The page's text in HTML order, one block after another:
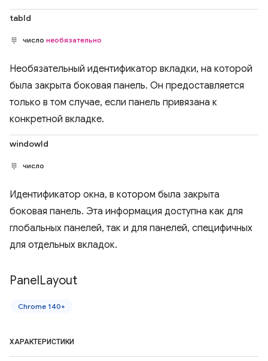
tabId
число необязательно
Необязательный идентификатор вкладки, на которой
была закрыта боковая панель. Он предоставляется
только в том случае, если панель привязана к
конкретной вкладке.
windowId
число
Идентификатор окна, в котором была закрыта
боковая панель. Эта информация доступна как для
глобальных панелей, так и для панелей, специфичных
для отдельных вкладок.
PanelLayout
Chrome 140+
ХАРАКТЕРИСТИКИ